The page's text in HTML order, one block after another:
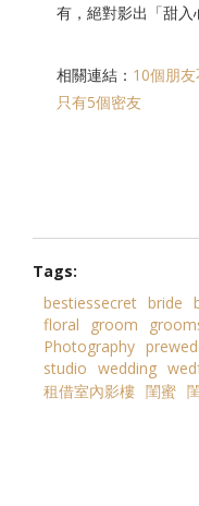
有，絕對影出「甜入
相關連結： 10個朋
只有5個密友
Tags:
bestiessecret bride
floral
groom
Photography
studio wedding
租借室內影樓 閨蜜